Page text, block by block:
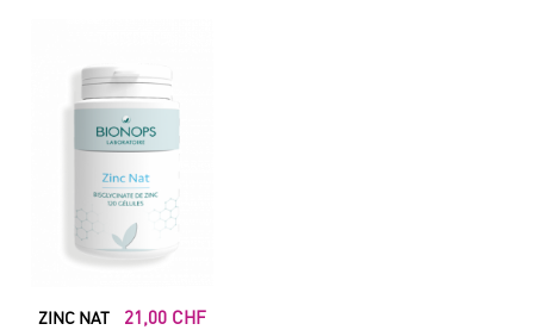
ZINC NAT
21,00 CHF